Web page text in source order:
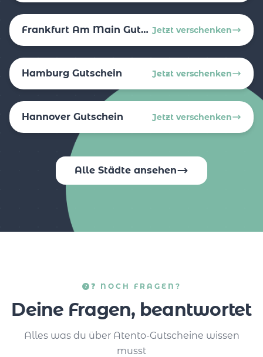
Frankfurt Am Main Gutschein Jetzt verschenken
Hamburg Gutschein Jetzt verschenken
Hannover Gutschein Jetzt verschenken
Alle Städte ansehen
❓ NOCH FRAGEN?
Deine Fragen, beantwortet
Alles was du über Atento-Gutscheine wissen
musst